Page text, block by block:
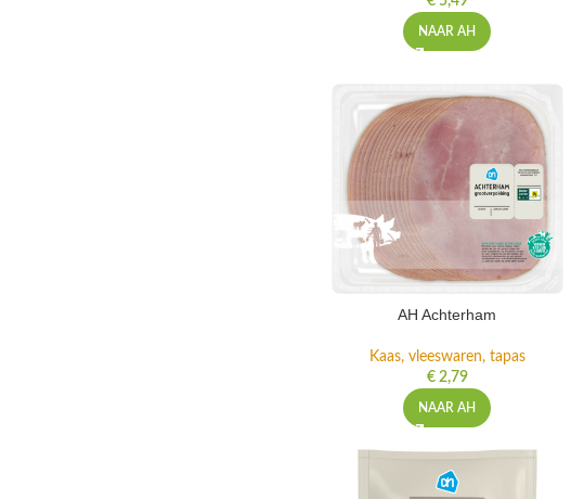
NAAR AH
AH Achterham
Kaas, vleeswaren, tapas
€2,79
NAAR AH